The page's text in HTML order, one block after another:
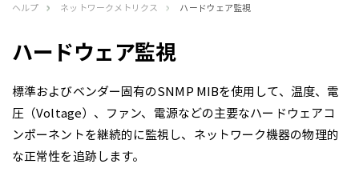
ヘルプ ネットワークメトリクス ハードウェア監視
ハードウェア監視
標準およびベンダー固有のSNMP MIBを使用して、温度、電
圧（Voltage）、ファン、電源などの主要なハードウェアコ
ンポーネントを継続的に監視し、ネットワーク機器の物理的
な正常性を追跡します。